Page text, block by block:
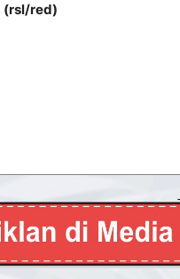
(rsl/red)